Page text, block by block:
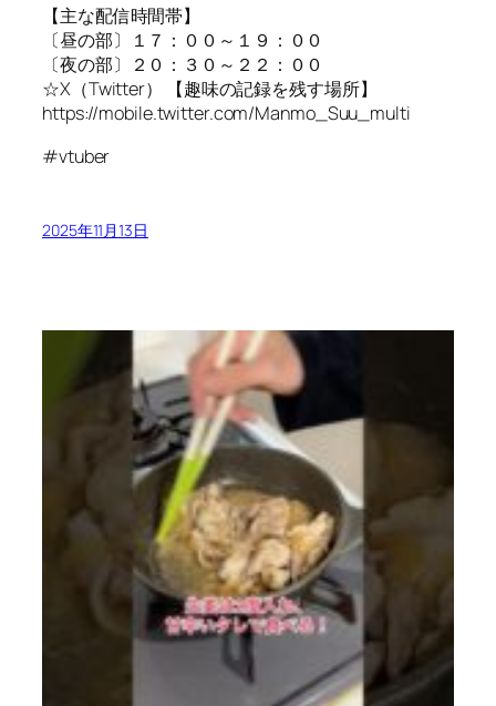
【主な配信時間帯】
〔昼の部〕１７：００～１９：００
〔夜の部〕２０：３０～２２：００
☆X（Twitter） 【趣味の記録を残す場所】
https://mobile.twitter.com/Manmo_Suu_multi
#vtuber
2025年11月13日